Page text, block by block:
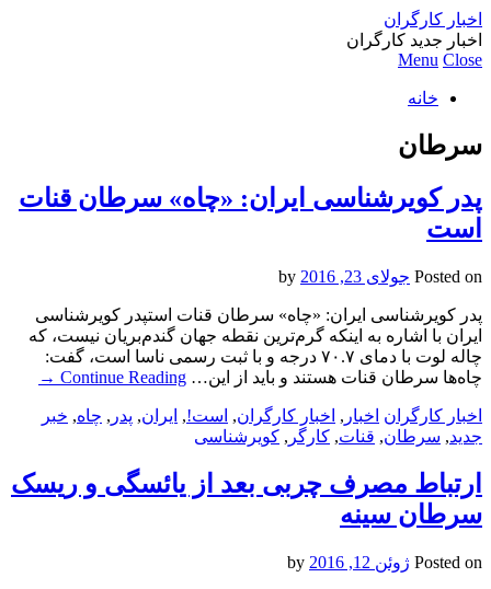
اخبار کارگران
اخبار جدید کارگران
Menu Close
خانه
سرطان
پدر کویرشناسی ایران: «چاه» سرطان قنات
است
Posted on جولای 23, 2016
پدر کویرشناسی ایران: «چاه» سرطان قنات استپدر کویرشناسی
ایران با اشاره به اینکه گرم‌ترین نقطه جهان گندم‌بریان نیست، که
چاله لوت با دمای ۷۰.۷ درجه و با ثبت رسمی ناسا است، گفت:
چاه‌ها سرطان قنات هستند و باید از این… Continue Reading
→
اخبار کارگران اخبار , اخبار کارگران, است!, ایران, پدر , چاه, خبر
جدید, سرطان, قنات, کارگر , کویرشناسی
ارتباط مصرف چربی بعد از یائسگی و ریسک
سرطان سینه
Posted on ژوئن 12, 2016